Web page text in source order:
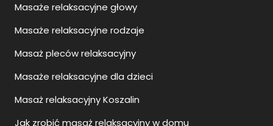
Masaże relaksacyjne głowy
Masaże relaksacyjne rodzaje
Masaż pleców relaksacyjny
Masaże relaksacyjne dla dzieci
Masaż relaksacyjny Koszalin
Jak zrobić masaż relaksacyjny w domu